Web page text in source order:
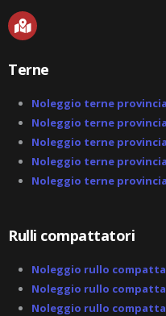
M
a
p
m
r
k
d
-
a
Terne
Noleggio terne
Noleggio terne
Noleggio terne
Noleggio terne
Noleggio terne
Rulli compattatori
Noleggio rullo
Noleggio rullo
Noleggio rullo